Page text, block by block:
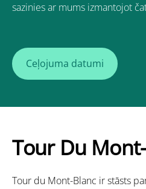
sazinies ar mums izmantojot
Ceļojuma datumi
Tour Du
Tour du Mont-Blanc ir stāsts